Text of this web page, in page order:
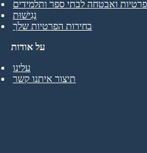
על אודות
עלינו
תיצור איתנו קשר
פרטיות ואבטחה לבתי ספר ותלמידים
נְגִישׁוּת
בחירות הפרטיות שלך